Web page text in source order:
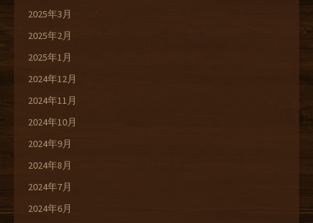
2025年3月
2025年2月
2025年1月
2024年12月
2024年11月
2024年10月
2024年9月
2024年8月
2024年7月
2024年6月